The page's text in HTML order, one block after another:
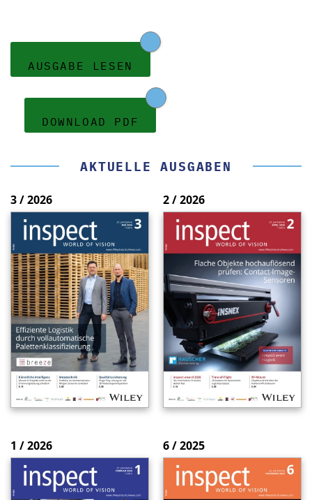
AUSGABE LESEN
DOWNLOAD PDF
AKTUELLE AUSGABEN
3 / 2026 2 / 2026
1 / 2026 6 / 2025